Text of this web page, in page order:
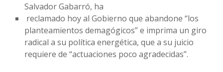
Salvador Gabarró, ha
reclamado hoy al Gobierno que abandone “los
planteamientos demagógicos” e imprima un giro
radical a su política energética, que a su juicio
requiere de “actuaciones poco agradecidas”.